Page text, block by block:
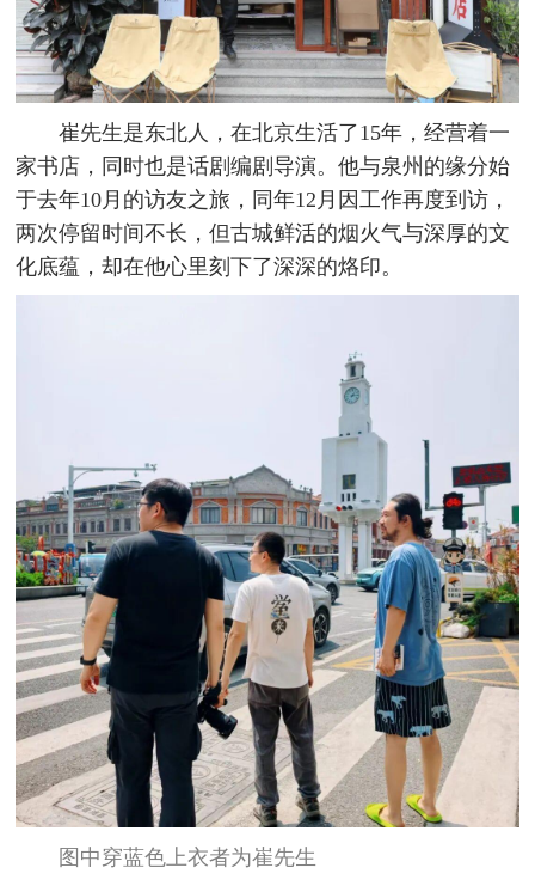
崔先生是东北人，在北京生活了15年，经营着一
家书店，同时也是话剧编剧导演。他与泉州的缘分始
于去年10月的访友之旅，同年12月因工作再度到访，
两次停留时间不长，但古城鲜活的烟火气与深厚的文
化底蕴，却在他心里刻下了深深的烙印。
图中穿蓝色上衣者为崔先生